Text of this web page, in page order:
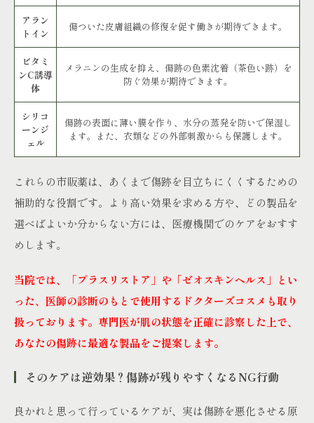
アラン
トイン
傷ついた皮膚組織の修復を促す働きが期待できます。
ビタミ
ンC誘導
体
メラニンの生成を抑え、傷跡の色素沈着（茶色い跡）を
防ぐ効果が期待できます。
シリコ
ーンジ
ェル
傷跡の表面に薄い膜を作り、水分の蒸発を防いで保湿し
ます。また、衣類などの外部刺激からも保護します。
これらの市販薬は、あくまで傷跡を目立ちにくくするための
補助的な役割です。より高い効果を求める方や、どの製品を
選べばよいか分からない方には、医療機関でのケアをおすす
めします。
当院では、「プラスリストア」や「ゼオスキンヘルス」とい
った、医師の診断のもとで使用するドクターズコスメも取り
扱っております。専門医が肌の状態を正確に診察した上で、
あなたの傷跡に最適な製品をご提案します。
そのケアは逆効果？傷跡が残りやすくなるNG行動
良かれと思って行っているケアが、実は傷跡を悪化させる原